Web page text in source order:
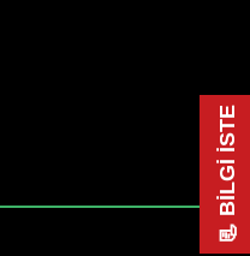
📃 BİLGİ İSTE